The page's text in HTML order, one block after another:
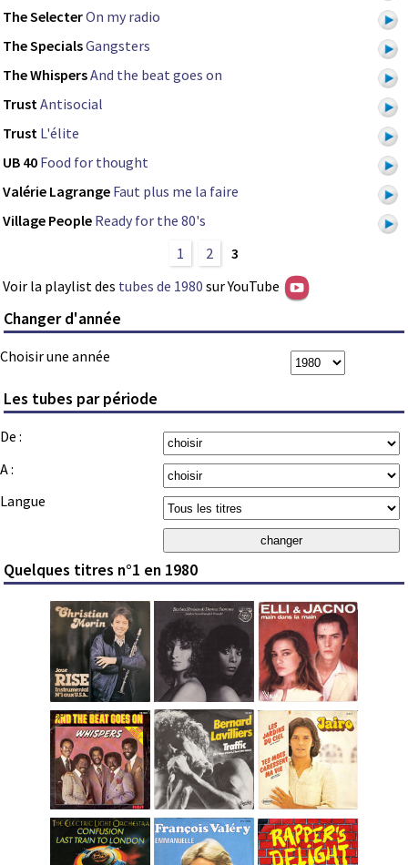
The SelecterOn my radio
The SpecialsGangsters
The WhispersAnd the beat goes on
TrustAntisocial
Trust L'élite
UB 40 Food for thought
Valérie Lagrange Faut plus me la faire
Village People Ready for the 80's
1
2
3
Voir la playlist des tubes de 1980 sur YouTube
Changer d'année
Choisir une année
Les tubes par période
De :
A :
Langue
Quelques titres n°1 en 1980